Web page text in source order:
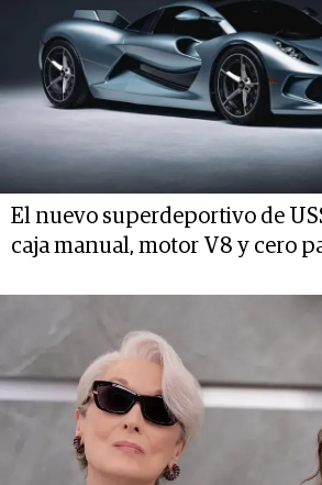
El nuevo superdeportivo de
caja manual, motor V8 y cero